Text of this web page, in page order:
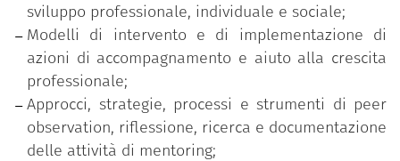
sviluppo professionale, individuale e sociale;
Modelli di intervento e di implementazione di
azioni di accompagnamento e aiuto alla crescita
professionale;
Approcci, strategie, processi e strumenti di peer
observation, riflessione, ricerca e documentazione
delle attività di mentoring;